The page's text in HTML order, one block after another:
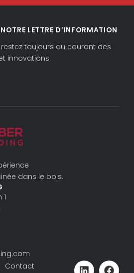
LETTRE D’INFORMATION
toujours au courant des
innovations.
dans le bois.
Contact
n
k
c
e